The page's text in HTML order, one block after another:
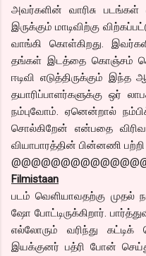
அவர்களின் வாரிசு
இருக்கும் மாடிவிற்கு
வாங்கி கொள்கிறது.
தங்கள் இடத்தை கொஞ்சம்
ஈடிவி எடுத்திருக்கும் இந்த
தயாரிப்பாளர்களுக்கு ஒர்
நம்புவோம். ஏனென்றால்
சொல்கிறேன் என்பதை
வியாபாரத்தின் பின்னணி பற்றி
Filmistaan
படம் வெளியாவதற்கு
ஷோ போட்டிருக்கிறார்.
எல்லோரும் வரிந்து கட்டிக்
இயக்குனர் பத்ரி போன்